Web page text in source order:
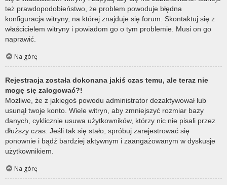
też prawdopodobieństwo, że problem powoduje błędna
konfiguracja witryny, na której znajduje się forum. Skontaktuj się z
właścicielem witryny i powiadom go o tym problemie. Musi on go
naprawić.
Na górę
Rejestracja została dokonana jakiś czas temu, ale teraz nie
mogę się zalogować?!
Możliwe, że z jakiegoś powodu administrator dezaktywował lub
usunął twoje konto. Wiele witryn, aby zmniejszyć rozmiar bazy
danych, cyklicznie usuwa użytkowników, którzy nic nie pisali przez
dłuższy czas. Jeśli tak się stało, spróbuj zarejestrować się
ponownie i bądź bardziej aktywnym i zaangażowanym w dyskusje
użytkownikiem.
Na górę